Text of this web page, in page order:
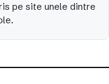
pe site unele dintre